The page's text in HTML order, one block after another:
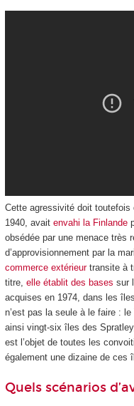
Cette agressivité doit toutefois
1940, avait envahi la Finlande
obsédée par une menace très
d’approvisionnement par la
commerce extérieurtransite à
titre, elle établit des bases sur
acquises en 1974, dans les
n’est pas la seule à le faire :
ainsi vingt-six îles des
est l’objet de toutes les
également une dizaine de ces
Quels scénarios